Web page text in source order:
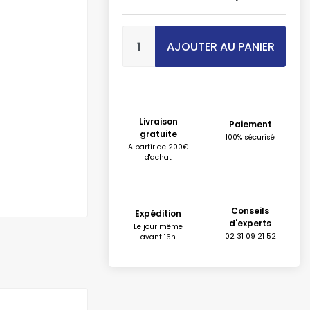
AJOUTER AU PANIER
Livraison
gratuite
A partir de 200€
d'achat
Paiement
100% sécurisé
Expédition
Le jour même
avant 16h
Conseils
d'experts
02 31 09 21 52